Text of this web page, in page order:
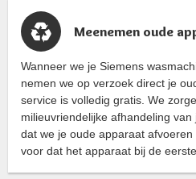
Meenemen oude
Wanneer we je Siemens
nemen we op verzoek direct je
service is volledig gratis. We
milieuvriendelijke afhandeling
dat we je oude apparaat
voor dat het apparaat bij de